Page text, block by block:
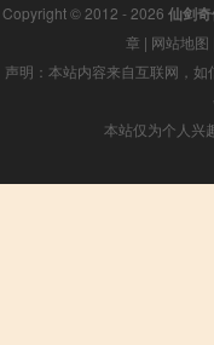
Copyright © 2012 - 2026 仙剑
章 | 网站地图
声明：本站内容来自互联网，
本站仅为个人兴